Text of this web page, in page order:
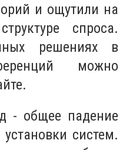
и ощутили на
спроса.
решениях в
можно
- общее падение
систем.